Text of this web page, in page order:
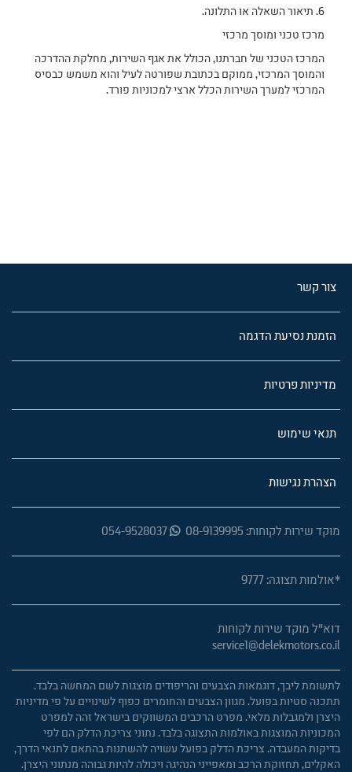
6. תיאור השאלה או התלונה.
מרכז טכני ומוסך מרכזי
המרכז הטכני של חברתנו, הכולל את אגף השירות, מחלקת ההדרכה
והמוסך המרכזי, ממוקם בכתובת שפורטה לעיל והוא משמש כבסיס
המרכזי למערך השירות הכלל ארצי למכוניות פורד.
צור קשר
הזמנת נסיעת הדגמה
מדיניות פרטיות
תנאי שימוש
הצהרת נגישות
מוקד שירות לקוחות: 08-9139995 054-9528037
*אולמות תצוגה: 9777
דוא"ל מוקד שירות לקוחות
service1@delekmotors.co.il
לתשומת ליבך, דוגמאות הצבעים והריפודים מוצגות לשם המחשה בלבד.
תתכנה סטיות בפועל. מגוון הצבעים והחומרים כפוף לשינויים על פי מדיניות
היצרן ולמגבלות מלאי. מפרט הרכבים המשווקים בישראל זהה למפרט
המכוניות המוצגות באולמות התצוגה בלבד. נתוני צריכת הדלק הם לפי
בדיקות המעבדה. צריכת הדלק בפועל עשויה להשתנות בהתאם לתנאי הדרך,
האקלים, תחזוקת הרכב ומאפייני הנהיגה ויכולה להיות גבוהה מנתוני היצרן.